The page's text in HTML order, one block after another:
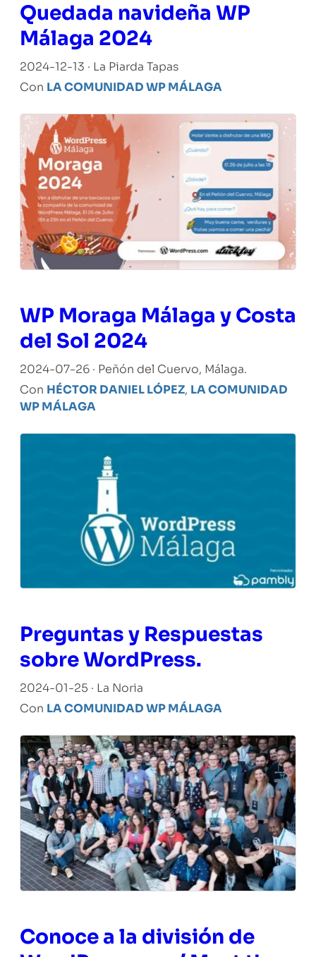
Quedada navideña WP
Málaga 2024
2024-12-13 · La Piarda Tapas
Con LA COMUNIDAD WP MÁLAGA
WP Moraga Málaga y Costa
del Sol 2024
2024-07-26 · Peñón del Cuervo, Málaga.
Con HÉCTOR DANIEL LÓPEZ, LA COMUNIDAD
WP MÁLAGA
Preguntas y Respuestas
sobre WordPress.
2024-01-25 · La Noria
Con LA COMUNIDAD WP MÁLAGA
Conoce a la división de